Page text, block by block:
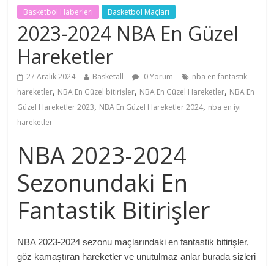
Basketbol Haberleri Basketbol Maçları
2023-2024 NBA En Güzel
Hareketler
27 Aralık 2024 Basketall 0 Yorum
nba en fantastik
hareketler, NBA En Güzel bitirişler, NBA En Güzel Hareketler, NBA En
Güzel Hareketler 2023, NBA En Güzel Hareketler 2024, nba en iyi
hareketler
NBA 2023-2024
Sezonundaki En
Fantastik Bitirişler
NBA 2023-2024 sezonu maçlarındaki en fantastik bitirişler,
göz kamaştıran hareketler ve unutulmaz anlar burada sizleri